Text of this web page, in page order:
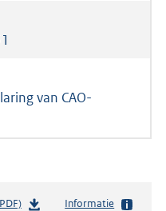
van CAO-
b
Informatie